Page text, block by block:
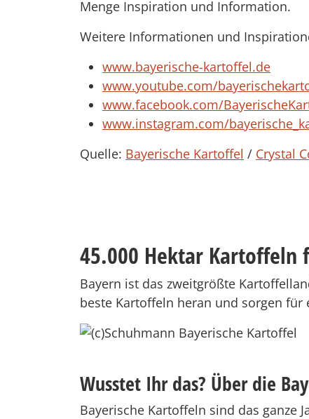
Menge Inspiration und Information.
Weitere Informationen und
www.bayerische-kartoffel.de
www.youtube.com/
www.facebook.com/
www.instagram.com/
Quelle: Bayerische Kartoffel / Crystal
45.000 Hektar
Bayern ist das zweitgrößte
beste Kartoffeln heran und sorgen
Wusstet Ihr das? Über die
Bayerische Kartoffeln sind das ganze